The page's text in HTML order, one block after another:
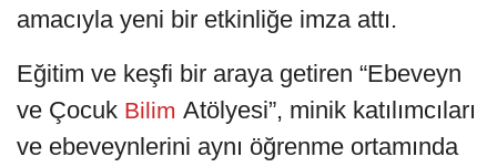
amacıyla yeni bir etkinliğe imza attı.
Eğitim ve keşfi bir araya getiren “Ebeveyn
ve Çocuk Bilim Atölyesi”, minik katılımcıları
ve ebeveynlerini aynı öğrenme ortamında